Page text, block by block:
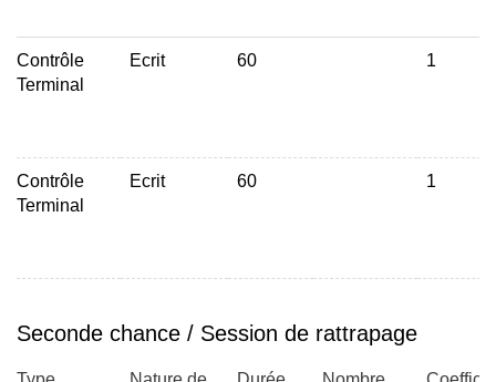
La boucle locale radio
WLL et IEEE802.16
Le DVB et les systèmes satellitaires
IP Mobile
Contrôle
Terminal
Ecrit 60 1
Contrôle
Terminal
Ecrit 60 1
Seconde chance / Session de rattrapage